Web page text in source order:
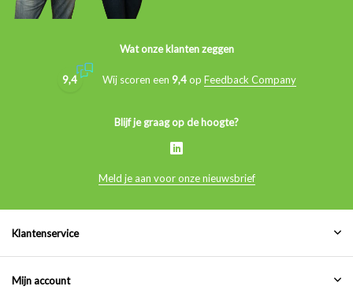
Wat onze klanten zeggen
9,4 Wij scoren een 9,4op Feedback Company
Blijf je graag op de hoogte?
Meld je aan voor onze nieuwsbrief
Klantenservice
Mijn account